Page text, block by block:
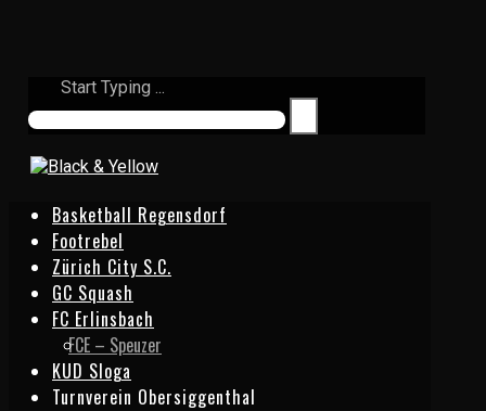
Start Typing ...
Basketball Regensdorf
Footrebel
Zürich City S.C.
GC Squash
FC Erlinsbach
FCE – Speuzer
KUD Sloga
Turnverein Obersiggenthal